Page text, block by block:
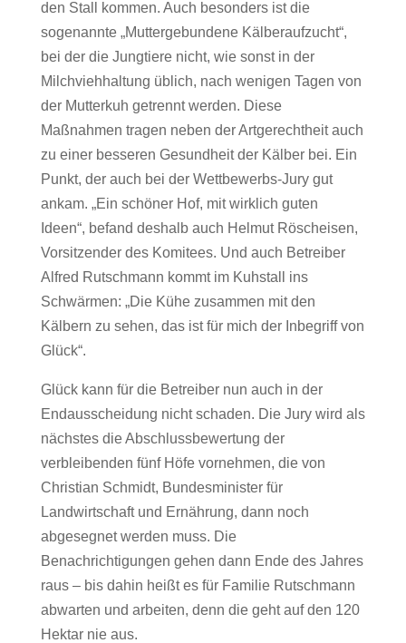
den Stall kommen. Auch besonders ist die
sogenannte „Muttergebundene Kälberaufzucht“,
bei der die Jungtiere nicht, wie sonst in der
Milchviehhaltung üblich, nach wenigen Tagen von
der Mutterkuh getrennt werden. Diese
Maßnahmen tragen neben der Artgerechtheit auch
zu einer besseren Gesundheit der Kälber bei. Ein
Punkt, der auch bei der Wettbewerbs-Jury gut
ankam. „Ein schöner Hof, mit wirklich guten
Ideen“, befand deshalb auch Helmut Röscheisen,
Vorsitzender des Komitees. Und auch Betreiber
Alfred Rutschmann kommt im Kuhstall ins
Schwärmen: „Die Kühe zusammen mit den
Kälbern zu sehen, das ist für mich der Inbegriff von
Glück“.
Glück kann für die Betreiber nun auch in der
Endausscheidung nicht schaden. Die Jury wird als
nächstes die Abschlussbewertung der
verbleibenden fünf Höfe vornehmen, die von
Christian Schmidt, Bundesminister für
Landwirtschaft und Ernährung, dann noch
abgesegnet werden muss. Die
Benachrichtigungen gehen dann Ende des Jahres
raus – bis dahin heißt es für Familie Rutschmann
abwarten und arbeiten, denn die geht auf den 120
Hektar nie aus.